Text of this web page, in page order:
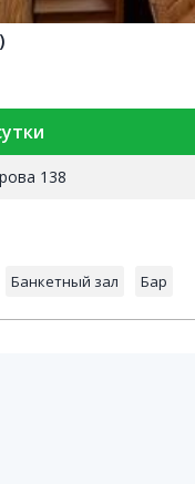
138
Банкетный зал Бар